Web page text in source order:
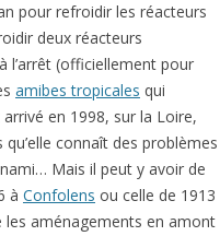
pour refroidir les réacteurs
deux réacteurs
(officiellement pour
amibes tropicales qui
en 1998, sur la Loire,
connaît des problèmes
Mais il peut y avoir de
à Confolens ou celle de 1913
les aménagements en amont